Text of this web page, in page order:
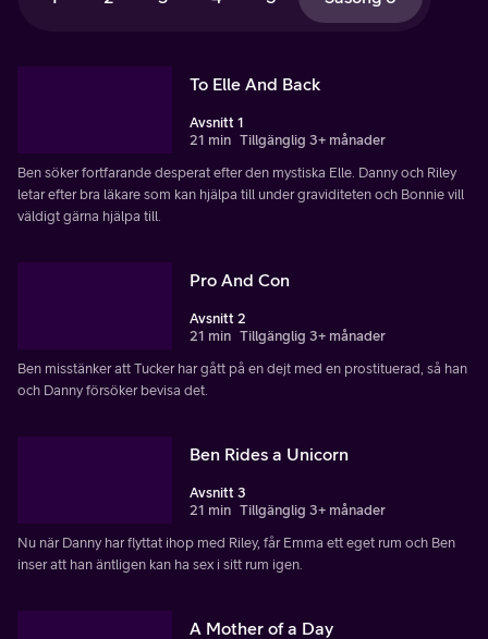
To Elle And Back
Avsnitt 1
21 min Tillgänglig 3+ månader
Ben söker fortfarande desperat efter den mystiska Elle. Danny och Riley
letar efter bra läkare som kan hjälpa till under graviditeten och Bonnie vill
väldigt gärna hjälpa till.
Pro And Con
Avsnitt 2
21 min Tillgänglig 3+ månader
Ben misstänker att Tucker har gått på en dejt med en prostituerad, så han
och Danny försöker bevisa det.
Ben Rides a Unicorn
Avsnitt 3
21 min Tillgänglig 3+ månader
Nu när Danny har flyttat ihop med Riley, får Emma ett eget rum och Ben
inser att han äntligen kan ha sex i sitt rum igen.
A Mother of a Day